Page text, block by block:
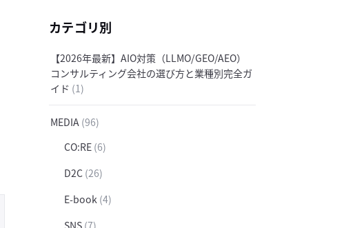
カテゴリ別
【2026年最新】AIO対策（LLMO/GEO/AEO）
コンサルティング会社の選び方と業種別完全ガ
イド (1)
MEDIA (96)
CO:RE (6)
D2C (26)
E-book (4)
SNS (7)